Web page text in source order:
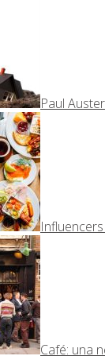
Paul
Café: una